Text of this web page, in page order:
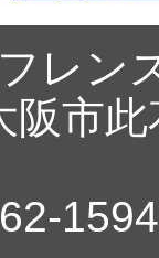
レン
阪市